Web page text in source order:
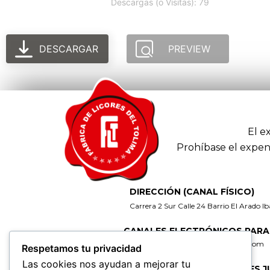
DESCARGAR PREVIEW
El
Prohíbase el
DIRECCIÓN (CANAL FÍSICO)
Carrera 2 Sur Calle 24 Barrio El Arado
CANALES ELECTRÓNICOS
gerencia@fabricadelicoresdeltolima.com
Respetamos tu privacidad
Las cookies nos ayudan a mejorar tu